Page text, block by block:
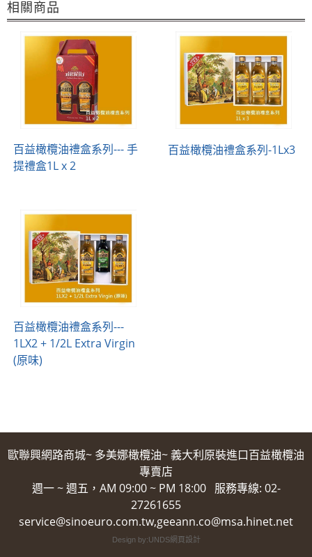
相關商品
百益橄欖油禮盒系列--- 手
提禮盒1L x 2
百益橄欖油禮盒系列-1Lx3
百益橄欖油禮盒系列---
1LX2 + 1/2L Extra Virgin
(原味)
歐聯興網路商城~ 多美娜橄欖油~ 義大利原裝進口百益橄欖油
專賣店
週一 ~ 週五，AM 09:00 ~ PM 18:00 服務專線: 02-
27261655
service@sinoeuro.com.tw,geeann.co@msa.hinet.net
Design by:UNDS網頁設計